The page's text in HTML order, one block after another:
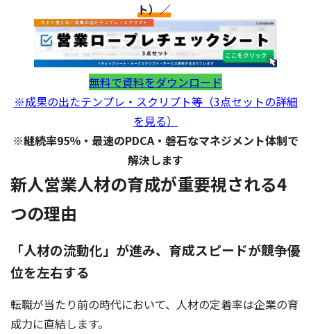
ト）／
無料で資料をダウンロード
※成果の出たテンプレ・スクリプト等（3点セットの詳細
を見る）
※継続率95％・最速のPDCA・磐石なマネジメント体制で
解決します
新人営業人材の育成が重要視される4
つの理由
「人材の流動化」が進み、育成スピードが競争優
位を左右する
転職が当たり前の時代において、人材の定着率は企業の育
成力に直結します。